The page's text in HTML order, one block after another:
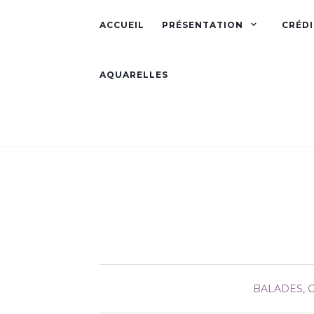
ACCUEIL PRÉSENTATION
AQUARELLES
BALADES,